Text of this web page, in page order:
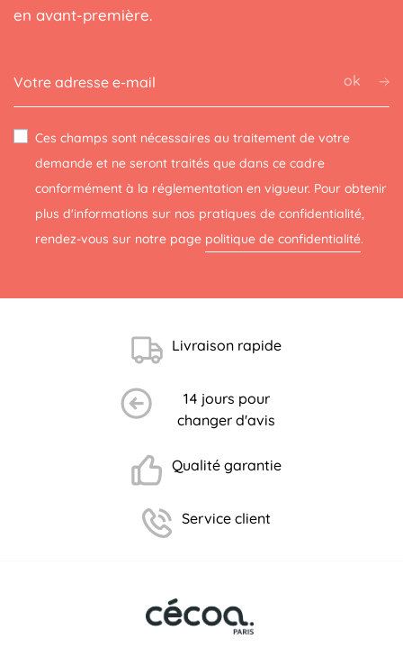
en avant-première.
ok
Ces champs sont nécessaires au traitement de votre
demande et ne seront traités que dans ce cadre
conformément à la réglementation en vigueur. Pour obtenir
plus d'informations sur nos pratiques de confidentialité,
rendez-vous sur notre page politique de confidentialité.
Livraison rapide
14 jours pour
changer d'avis
Qualité garantie
Service client